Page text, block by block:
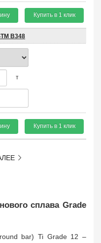
Купить в 1 клик
B348
т
Купить в 1 клик
сплава Grade
bar) Ti Grade 12 –